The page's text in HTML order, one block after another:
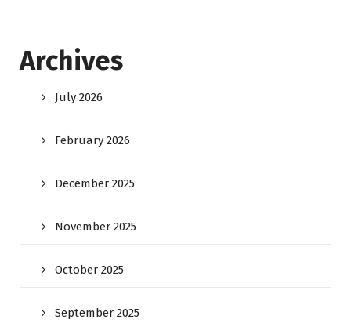
Archives
July 2026
February 2026
December 2025
November 2025
October 2025
September 2025